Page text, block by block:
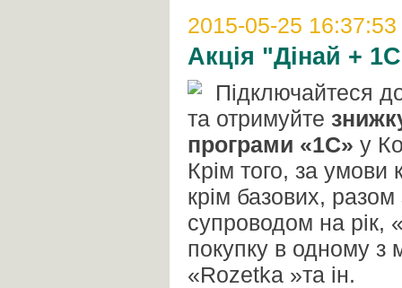
2015-05-25 16:37:53
Акція "Дінай +
Підключайтеся
та отримуйте
програми «1С» у
Крім того, за умови
крім базових,
супроводом на
покупку в одному з
«Rozetka »та ін.